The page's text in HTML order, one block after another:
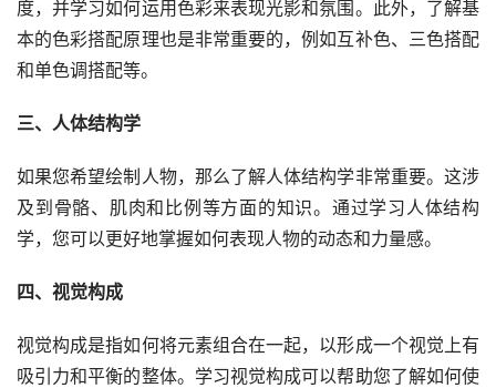
度，并学习如何运用色彩来表现光影和氛围。此外，了解基
本的色彩搭配原理也是非常重要的，例如互补色、三色搭配
和单色调搭配等。
三、人体结构学
如果您希望绘制人物，那么了解人体结构学非常重要。这涉
及到骨骼、肌肉和比例等方面的知识。通过学习人体结构
学，您可以更好地掌握如何表现人物的动态和力量感。
四、视觉构成
视觉构成是指如何将元素组合在一起，以形成一个视觉上有
吸引力和平衡的整体。学习视觉构成可以帮助您了解如何使